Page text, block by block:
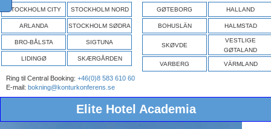
STOCKHOLM CITY STOCKHOLM NORD
ARLANDA STOCKHOLM SØDRA
BRO-BÅLSTA SIGTUNA
LIDINGØ SKÆRGÅRDEN
GØTEBORG HALLAND
BOHUSLÄN HALMSTAD
SKØVDE
VESTLIGE
GØTALAND
VARBERG VÄRMLAND
Ring til Central Booking: +46(0)8 583 610 60
E-mail: bokning@konturkonferens.se
Elite Hotel Academia